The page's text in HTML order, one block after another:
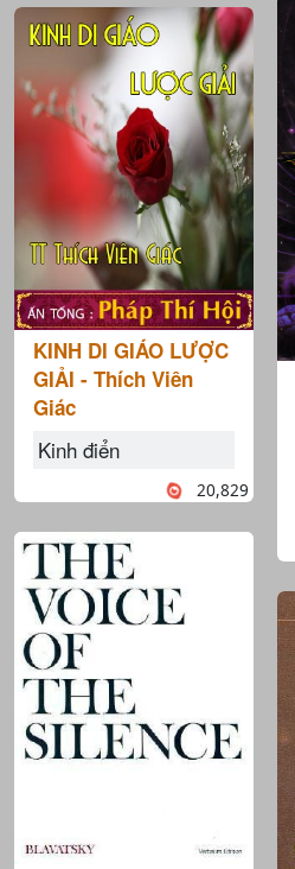
KINH DI GIÁO LƯỢC
GIẢI - Thích Viên
Giác
Kinh điển
20,829